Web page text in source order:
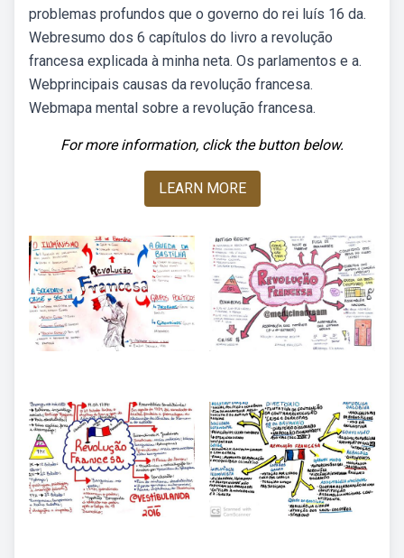
problemas profundos que o governo do rei luís 16 da.
Webresumo dos 6 capítulos do livro a revolução
francesa explicada à minha neta. Os parlamentos e a.
Webprincipais causas da revolução francesa.
Webmapa mental sobre a revolução francesa.
For more information, click the button below.
LEARN MORE